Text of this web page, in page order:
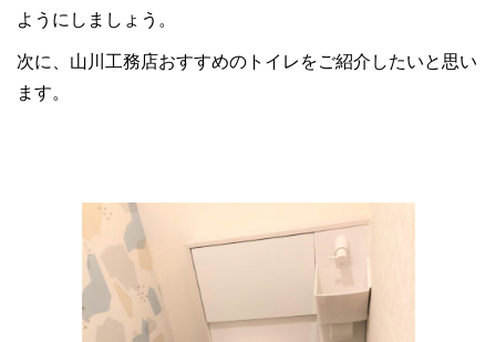
ようにしましょう。
次に、山川工務店おすすめのトイレをご紹介したいと思い
ます。